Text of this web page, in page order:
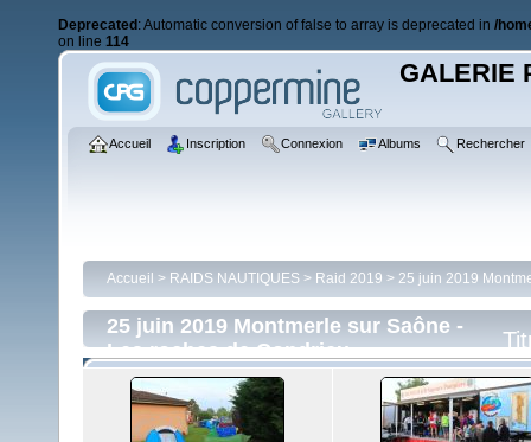
Deprecated : Automatic conversion of false to array is deprecated in /
on line 114
GALERIE
Accueil Inscription Connexion Albums Rechercher
Accueil > RAIDS NAUTIQUES > Raid 2019 > 25 juin 2019
25 juin 2019 Montmerle sur Saône -
Les roches de Condrieu